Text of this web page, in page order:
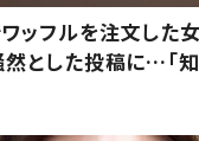
ッフルを注文した女
とした投稿に…「知